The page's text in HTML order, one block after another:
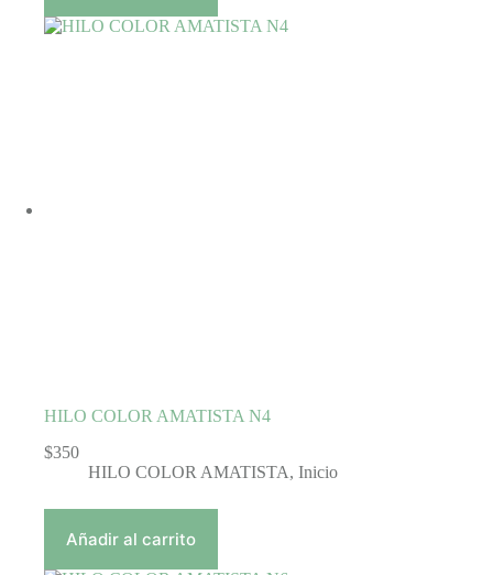
HILO COLOR AMATISTA N4
$350
HILO COLOR AMATISTA, Inicio
Añadir al carrito